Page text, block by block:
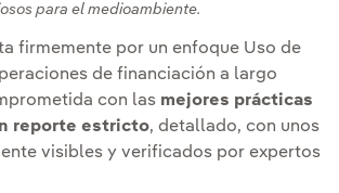
para el medioambiente.
firmemente por un enfoque Uso de
de financiación a largo
con las mejores prácticas
reporte estricto, detallado, con unos
visibles y verificados por expertos